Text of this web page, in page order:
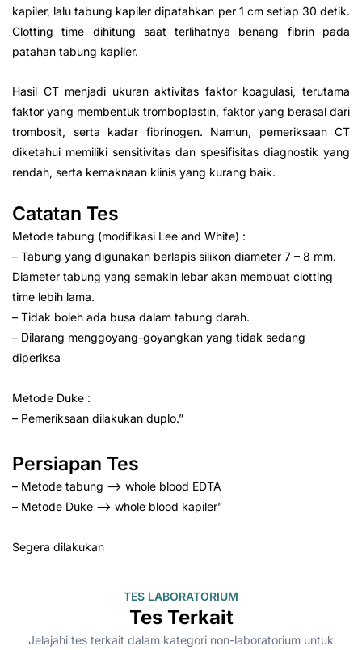
kapiler, lalu tabung kapiler dipatahkan per 1 cm setiap 30 detik.
Clotting time dihitung saat terlihatnya benang fibrin pada
patahan tabung kapiler.
Hasil CT menjadi ukuran aktivitas faktor koagulasi, terutama
faktor yang membentuk tromboplastin, faktor yang berasal dari
trombosit, serta kadar fibrinogen. Namun, pemeriksaan CT
diketahui memiliki sensitivitas dan spesifisitas diagnostik yang
rendah, serta kemaknaan klinis yang kurang baik.
Catatan Tes
Metode tabung (modifikasi Lee and White) :
– Tabung yang digunakan berlapis silikon diameter 7 – 8 mm.
Diameter tabung yang semakin lebar akan membuat clotting
time lebih lama.
– Tidak boleh ada busa dalam tabung darah.
– Dilarang menggoyang-goyangkan yang tidak sedang
diperiksa
Metode Duke :
– Pemeriksaan dilakukan duplo.”
Persiapan Tes
– Metode tabung –> whole blood EDTA
– Metode Duke –> whole blood kapiler”
Segera dilakukan
TES LABORATORIUM
Tes Terkait
Jelajahi tes terkait dalam kategori non-laboratorium untuk